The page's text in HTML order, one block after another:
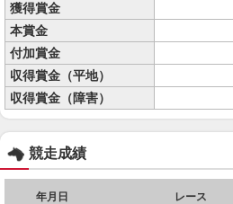
獲得賞金
本賞金
付加賞金
収得賞金（平地）
収得賞金（障害）
競走成績
年月日 レース